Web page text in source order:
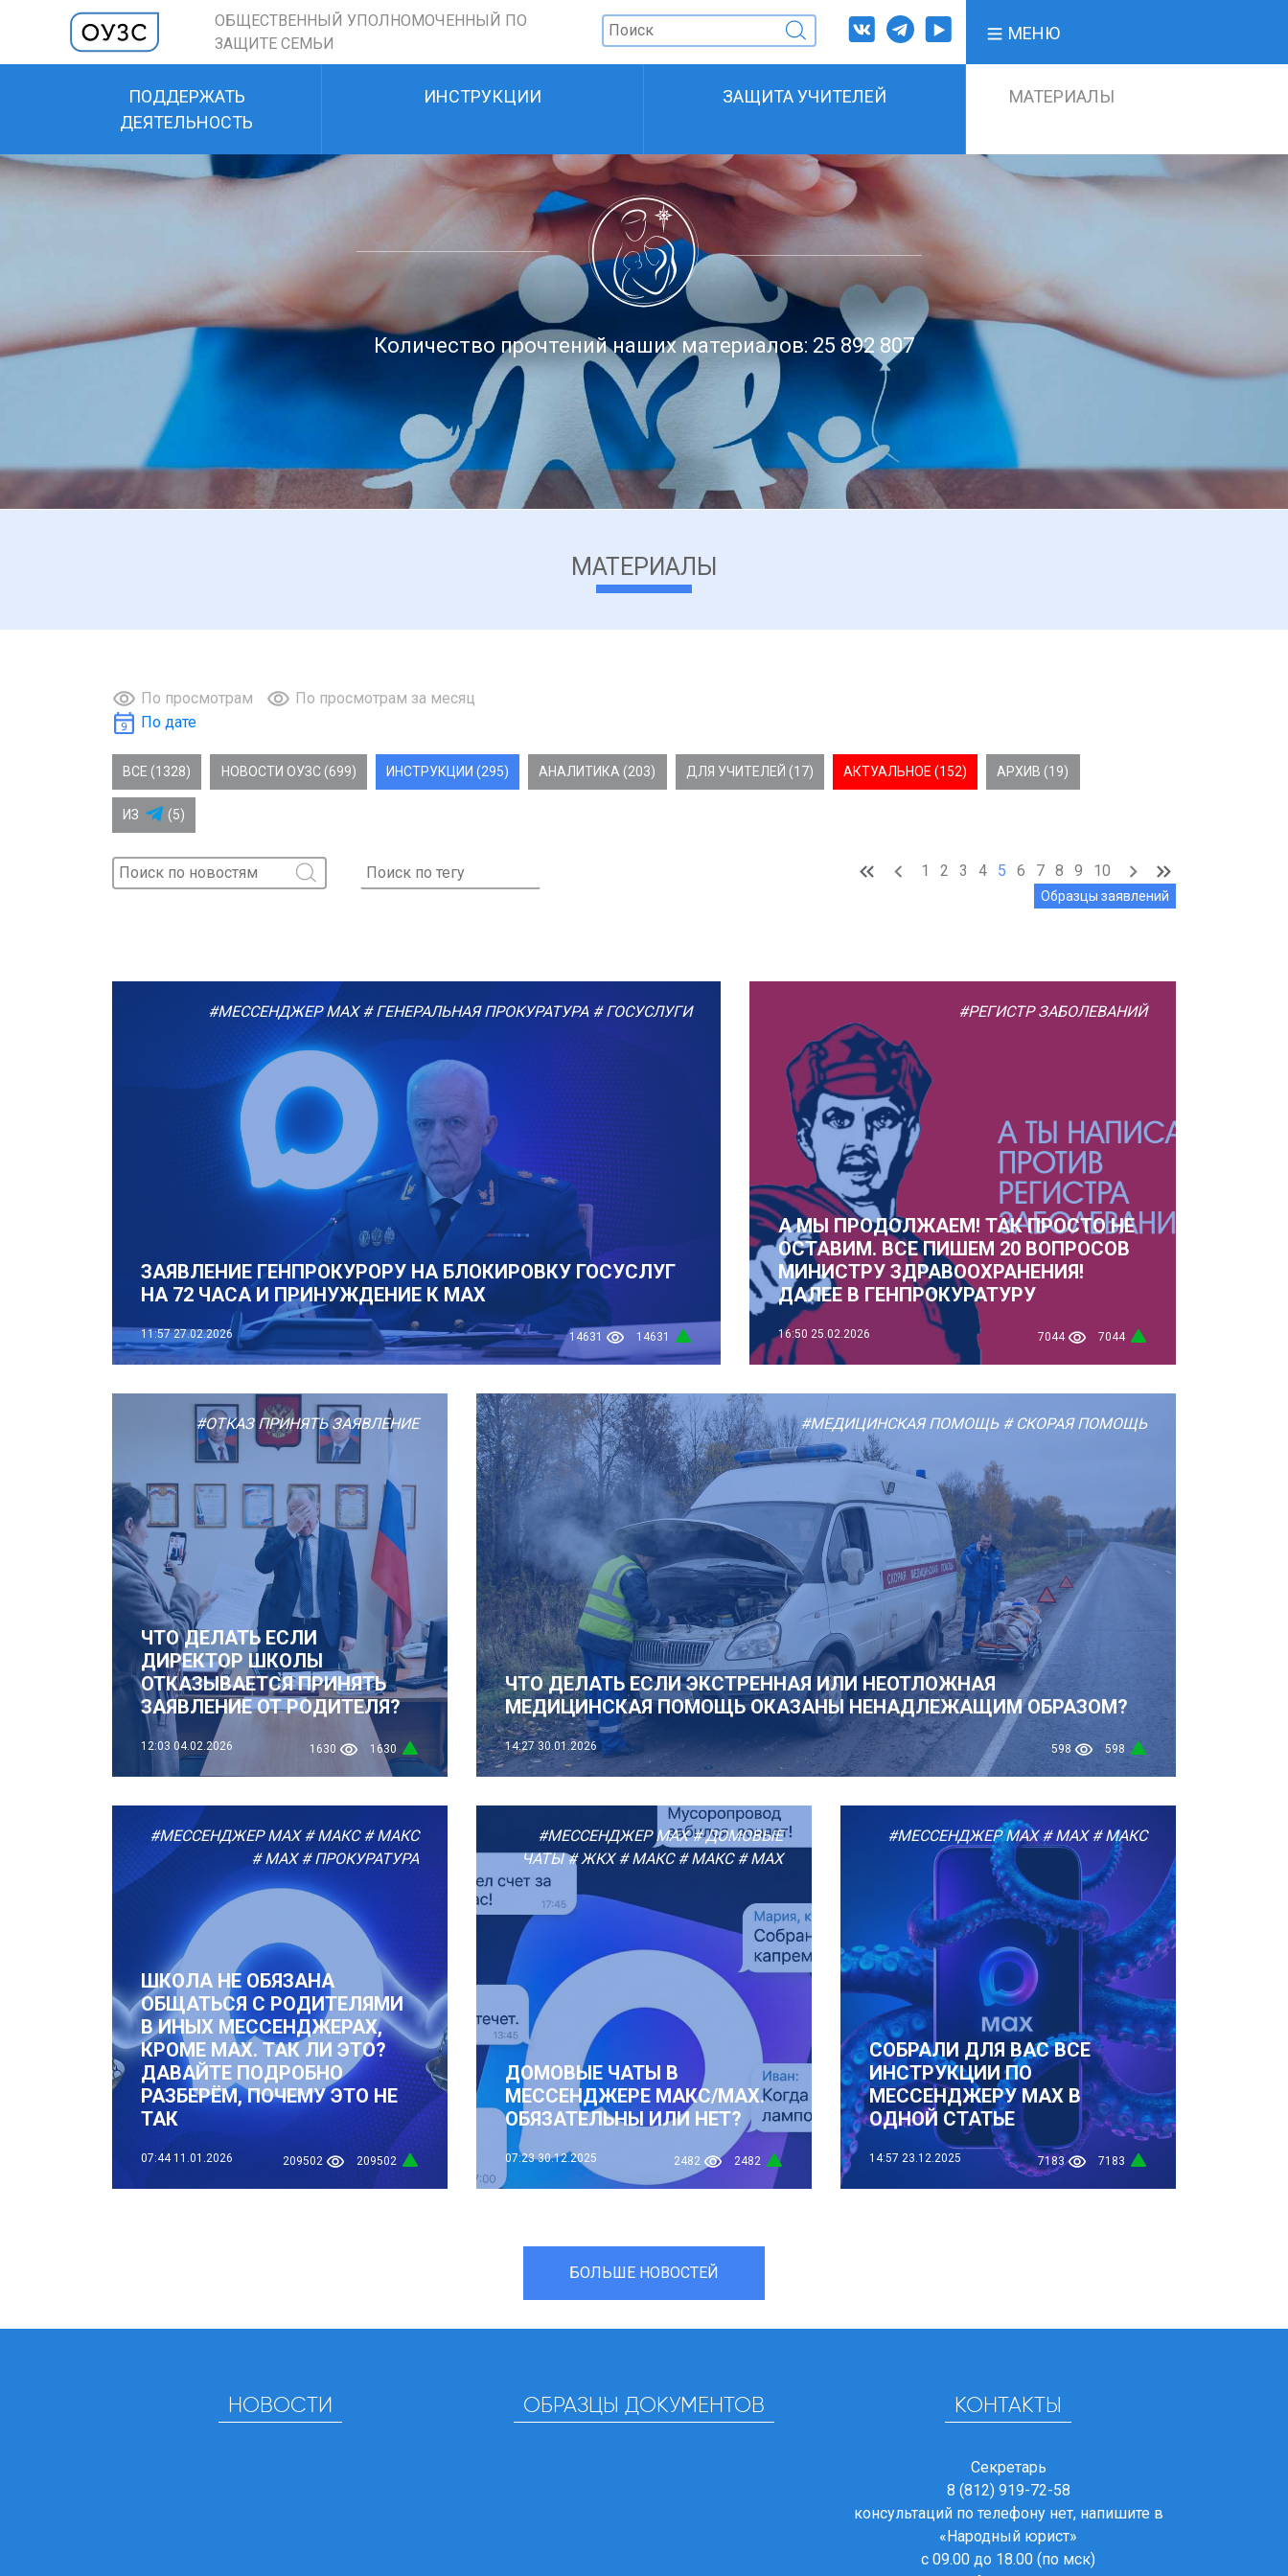
ОБЩЕСТВЕННЫЙ УПОЛНОМОЧЕННЫЙ ПО
ЗАЩИТЕ СЕМЬИ
МЕНЮ
ПОДДЕРЖАТЬ
ДЕЯТЕЛЬНОСТЬ
ИНСТРУКЦИИ ЗАЩИТА УЧИТЕЛЕЙ МАТЕРИАЛЫ
Количество прочтений наших материалов: 25 892 807
МАТЕРИАЛЫ
По просмотрам
По просмотрам за месяц
По дате
ВСЕ (1328) НОВОСТИ ОУЗС (699) ИНСТРУКЦИИ (295) АНАЛИТИКА (203) ДЛЯ УЧИТЕЛЕЙ (17) АКТУАЛЬНОЕ (152) АРХИВ (19)
ИЗ (5)
1 2 3 4 5 6 7 8 9 10
Образцы заявлений
#МЕССЕНДЖЕР MAX # ГЕНЕРАЛЬНАЯ ПРОКУРАТУРА # ГОСУСЛУГИ
ЗАЯВЛЕНИЕ ГЕНПРОКУРОРУ НА БЛОКИРОВКУ ГОСУСЛУГ
НА 72 ЧАСА И ПРИНУЖДЕНИЕ К MAX
11:57 27.02.2026 14631 14631
#РЕГИСТР ЗАБОЛЕВАНИЙ
А МЫ ПРОДОЛЖАЕМ! ТАК ПРОСТО НЕ
ОСТАВИМ. ВСЕ ПИШЕМ 20 ВОПРОСОВ
МИНИСТРУ ЗДРАВООХРАНЕНИЯ!
ДАЛЕЕ В ГЕНПРОКУРАТУРУ
16:50 25.02.2026 7044 7044
#ОТКАЗ ПРИНЯТЬ ЗАЯВЛЕНИЕ
ЧТО ДЕЛАТЬ ЕСЛИ
ДИРЕКТОР ШКОЛЫ
ОТКАЗЫВАЕТСЯ ПРИНЯТЬ
ЗАЯВЛЕНИЕ ОТ РОДИТЕЛЯ?
12:03 04.02.2026 1630 1630
#МЕДИЦИНСКАЯ ПОМОЩЬ # СКОРАЯ ПОМОЩЬ
ЧТО ДЕЛАТЬ ЕСЛИ ЭКСТРЕННАЯ ИЛИ НЕОТЛОЖНАЯ
МЕДИЦИНСКАЯ ПОМОЩЬ ОКАЗАНЫ НЕНАДЛЕЖАЩИМ ОБРАЗОМ?
14:27 30.01.2026 598 598
#МЕССЕНДЖЕР MAX # МАКС # МАКС
# MAX # ПРОКУРАТУРА
ШКОЛА НЕ ОБЯЗАНА
ОБЩАТЬСЯ С РОДИТЕЛЯМИ
В ИНЫХ МЕССЕНДЖЕРАХ,
КРОМЕ MAX. ТАК ЛИ ЭТО?
ДАВАЙТЕ ПОДРОБНО
РАЗБЕРЁМ, ПОЧЕМУ ЭТО НЕ
ТАК
07:44 11.01.2026 209502 209502
#МЕССЕНДЖЕР MAX # ДОМОВЫЕ
ЧАТЫ # ЖКХ # МАКС # МАКС # MAX
ДОМОВЫЕ ЧАТЫ В
МЕССЕНДЖЕРЕ МАКС/MAX.
ОБЯЗАТЕЛЬНЫ ИЛИ НЕТ?
07:23 30.12.2025 2482 2482
#МЕССЕНДЖЕР MAX # MAX # МАКС
СОБРАЛИ ДЛЯ ВАС ВСЕ
ИНСТРУКЦИИ ПО
МЕССЕНДЖЕРУ MAX В
ОДНОЙ СТАТЬЕ
14:57 23.12.2025 7183 7183
БОЛЬШЕ НОВОСТЕЙ
НОВОСТИ ОБРАЗЦЫ ДОКУМЕНТОВ КОНТАКТЫ
Секретарь
8 (812) 919-72-58
консультаций по телефону нет, напишите в
«Народный юрист»
с 09.00 до 18.00 (по мск)